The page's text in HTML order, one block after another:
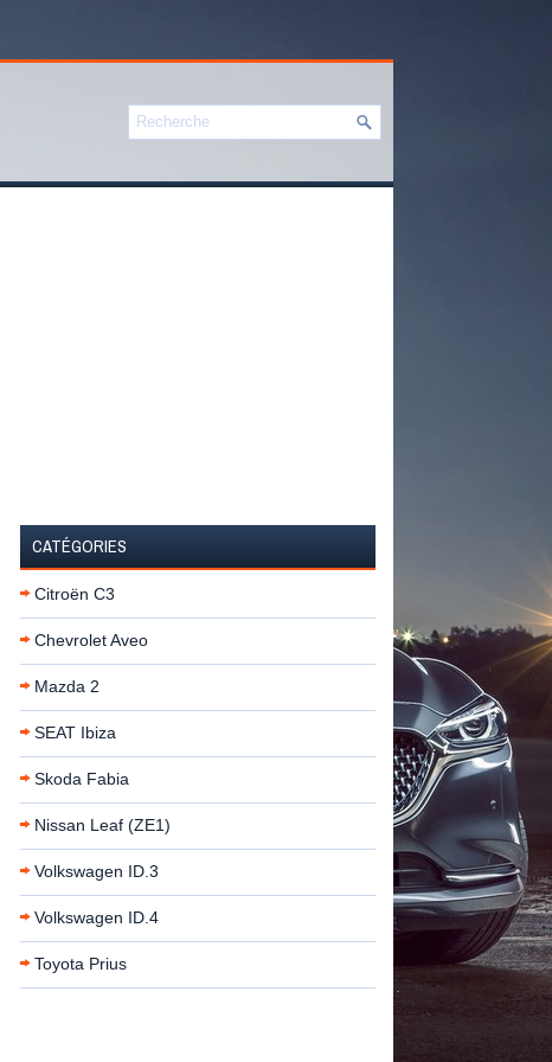
CATÉGORIES
Citroën C3
Chevrolet Aveo
Mazda 2
SEAT Ibiza
Skoda Fabia
Nissan Leaf (ZE1)
Volkswagen ID.3
Volkswagen ID.4
Toyota Prius